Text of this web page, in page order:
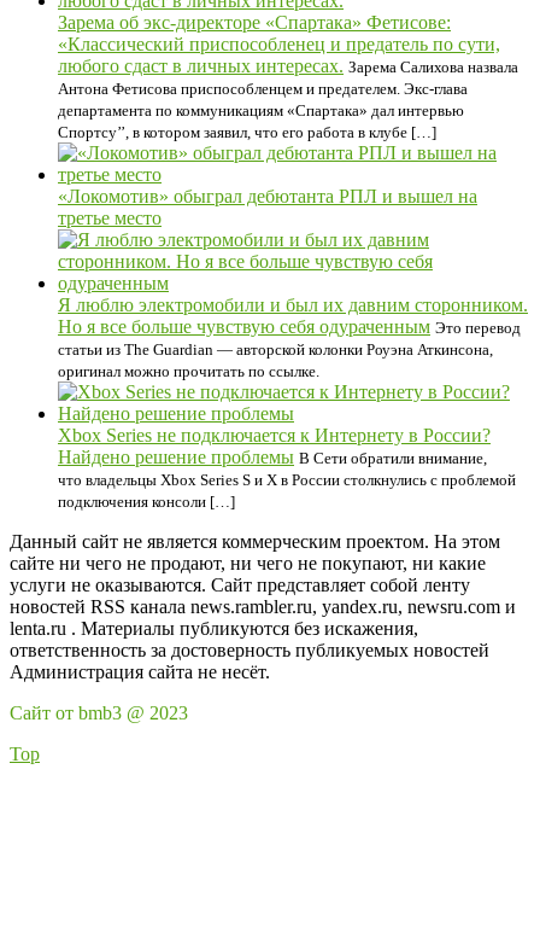
Зарема об экс-директоре «Спартака» Фетисове:
«Классический приспособленец и предатель по сути,
любого сдаст в личных интересах. Зарема Салихова назвала
Антона Фетисова приспособленцем и предателем. Экс-глава
департамента по коммуникациям «Спартака» дал интервью
Спортсу’’, в котором заявил, что его работа в клубе […]
«Локомотив» обыграл дебютанта РПЛ и вышел на
третье место
Я люблю электромобили и был их давним сторонником.
Но я все больше чувствую себя одураченным Это перевод
статьи из The Guardian — авторской колонки Роуэна Аткинсона,
оригинал можно прочитать по ссылке.
Xbox Series не подключается к Интернету в России?
Найдено решение проблемы В Сети обратили внимание,
что владельцы Xbox Series S и X в России столкнулись с проблемой
подключения консоли […]
Данный сайт не является коммерческим проектом. На этом
сайте ни чего не продают, ни чего не покупают, ни какие
услуги не оказываются. Сайт представляет собой ленту
новостей RSS канала news.rambler.ru, yandex.ru, newsru.com и
lenta.ru . Материалы публикуются без искажения,
ответственность за достоверность публикуемых новостей
Администрация сайта не несёт.
Сайт от bmb3 @ 2023
Top